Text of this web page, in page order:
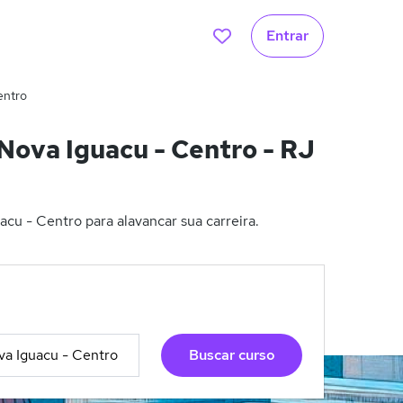
Entrar
Iguacu - Centro - RJ
- Centro para alavancar sua carreira.
Buscar curso